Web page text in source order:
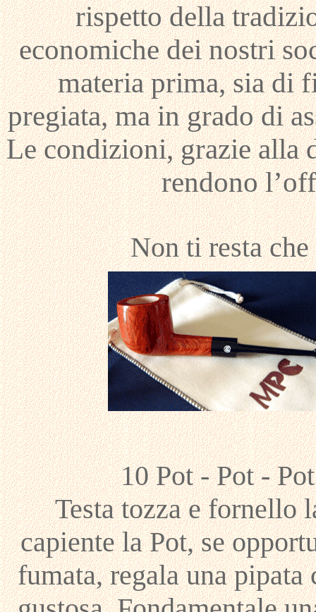
rispetto della
economiche dei nostri
materia prima, sia di
pregiata, ma in grado di
Le condizioni, grazie alla
rendono
Non ti resta
10 Pot - Pot - Pot
Testa tozza e fornello
capiente la Pot, se
fumata, regala una pipata